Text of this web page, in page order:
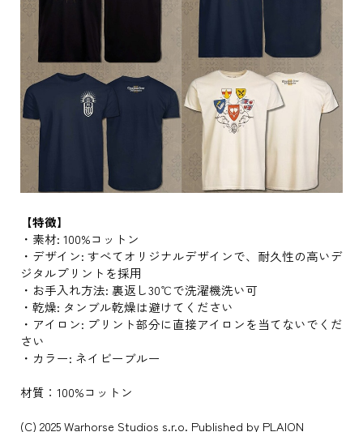
【特徴】
・素材: 100%コットン
・デザイン: すべてオリジナルデザインで、耐久性の高いデ
ジタルプリントを採用
・お手入れ方法: 裏返し30℃で洗濯機洗い可
・乾燥: タンブル乾燥は避けてください
・アイロン: プリント部分に直接アイロンを当てないでくだ
さい
・カラー: ネイビーブルー
材質：100%コットン
(C) 2025 Warhorse Studios s.r.o. Published by PLAION